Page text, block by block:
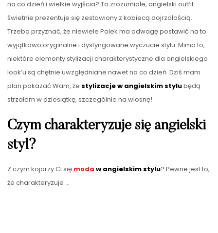
na co dzień i wielkie wyjścia? To zrozumiałe, angielski outfit
świetnie prezentuje się zestawiony z kobiecą dojrzałością.
Trzeba przyznać, że niewiele Polek ma odwagę postawić na to
wyjątkowo oryginalne i dystyngowane wyczucie stylu. Mimo to,
niektóre elementy stylizacji charakterystyczne dla angielskiego
look’u są chętnie uwzględniane nawet na co dzień. Dziś mam
plan pokazać Wam, że stylizacje w angielskim stylubędą
strzałem w dziesiątkę, szczególnie na wiosnę!
Czym charakteryzuje się angielski
styl?
Z czym kojarzy Ci się moda w angielskim stylu? Pewne jest to,
że charakteryzuje …